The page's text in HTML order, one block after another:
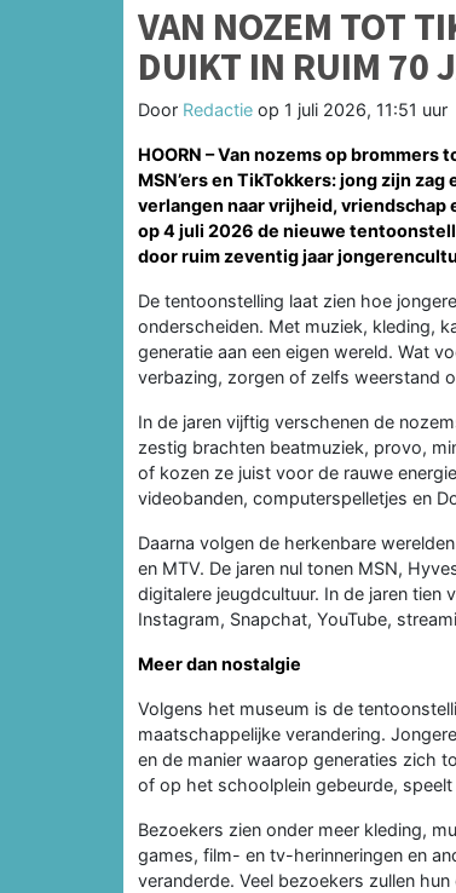
VAN NOZEM TOT
DUIKT IN RUIM 70
Door Redactie op 1 juli 2026, 11:51 uur
HOORN – Van nozems op
MSN’ers en TikTokkers: jong zijn
verlangen naar vrijheid, vriendschap
op 4 juli 2026 de nieuwe
door ruim zeventig jaar
De tentoonstelling laat zien hoe
onderscheiden. Met muziek, kleding,
generatie aan een eigen wereld. Wat
verbazing, zorgen of zelfs weerstand
In de jaren vijftig verschenen de
zestig brachten beatmuziek, provo,
of kozen ze juist voor de rauwe
videobanden, computerspelletjes en
Daarna volgen de herkenbare
en MTV. De jaren nul tonen MSN,
digitalere jeugdcultuur. In de jaren
Instagram, Snapchat, YouTube,
Meer dan nostalgie
Volgens het museum is de
maatschappelijke verandering.
en de manier waarop generaties zich
of op het schoolplein gebeurde,
Bezoekers zien onder meer kleding,
games, film- en tv-herinneringen en
veranderde. Veel bezoekers zullen